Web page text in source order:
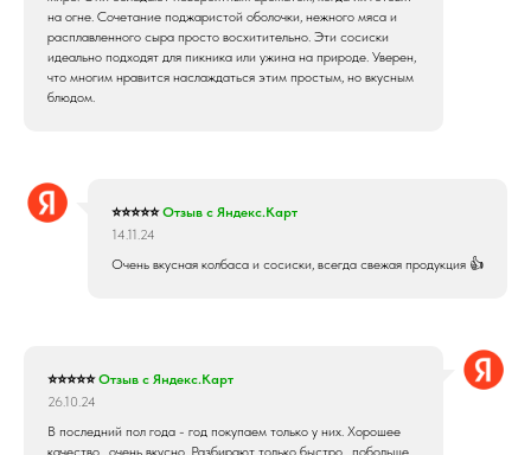
на огне. Сочетание поджаристой оболочки, нежного мяса и
расплавленного сыра просто восхитительно. Эти сосиски
идеально подходят для пикника или ужина на природе. Уверен,
что многим нравится наслаждаться этим простым, но вкусным
блюдом.
⭐⭐⭐⭐⭐Отзыв с Яндекс.Карт
14.11.24
Очень вкусная колбаса и сосиски, всегда свежая продукция 👍
⭐⭐⭐⭐⭐Отзыв с Яндекс.Карт
26.10.24
В последний пол года - год покупаем только у них. Хорошее
качество , очень вкусно. Разбирают только быстро , побольше